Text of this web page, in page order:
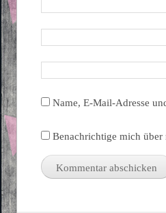
Name, E-Mail-Adresse
Benachrichtige mich